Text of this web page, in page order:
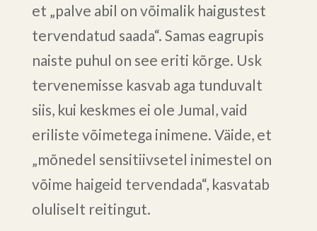
et „palve abil on võimalik haigustest
tervendatud saada“. Samas eagrupis
naiste puhul on see eriti kõrge. Usk
tervenemisse kasvab aga tunduvalt
siis, kui keskmes ei ole Jumal, vaid
eriliste võimetega inimene. Väide, et
„mõnedel sensitiivsetel inimestel on
võime haigeid tervendada“, kasvatab
oluliselt reitingut.